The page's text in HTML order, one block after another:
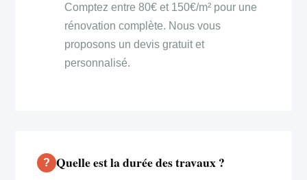
Comptez entre 80€ et 150€/m² pour une
rénovation complète. Nous vous
proposons un devis gratuit et
personnalisé.
Quelle est la durée des travaux ?